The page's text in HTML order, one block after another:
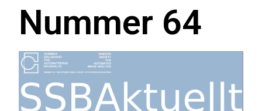
Nummer 64